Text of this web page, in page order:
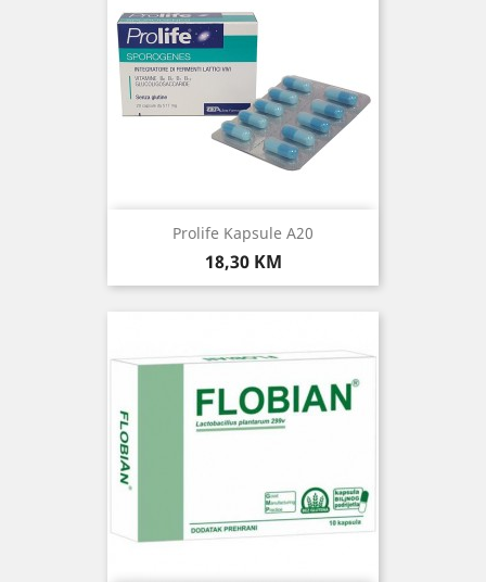
Prolife Kapsule A20
Cijena
18,30 KM